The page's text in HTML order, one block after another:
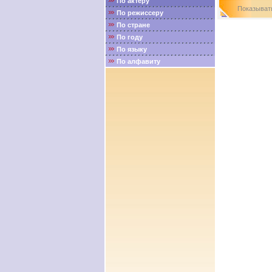
По режиссеру
По стране
По году
По языку
По алфавиту